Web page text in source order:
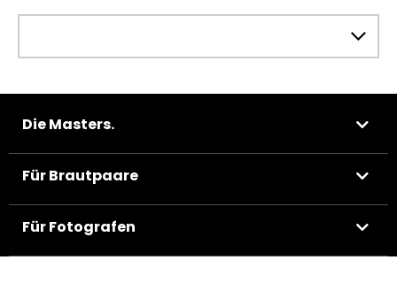
Die Masters.
Für Brautpaare
Für Fotografen